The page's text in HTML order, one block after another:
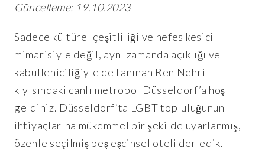
Güncelleme: 19.10.2023
Sadece kültürel çeşitliliği ve nefes kesici
mimarisiyle değil, aynı zamanda açıklığı ve
kabulleniciliğiyle de tanınan Ren Nehri
kıyısındaki canlı metropol Düsseldorf’a hoş
geldiniz. Düsseldorf’ta LGBT topluluğunun
ihtiyaçlarına mükemmel bir şekilde uyarlanmış,
özenle seçilmiş beş eşcinsel oteli derledik.